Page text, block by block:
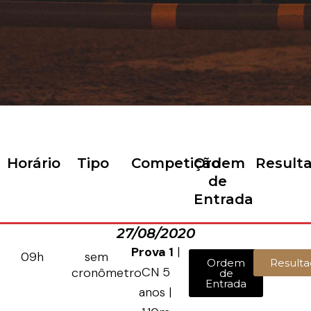
Horário Tipo CompetiçãoOrdem
de
Entrada
27/08/2020
09h
sem
cronômetro
Prova 1 |
CN 5
anos |
Ordem
de
Entrada